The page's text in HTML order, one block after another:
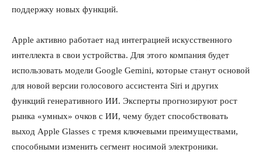
поддержку новых функций.
Apple активно работает над интеграцией искусственного
интеллекта в свои устройства. Для этого компания будет
использовать модели Google Gemini, которые станут основой
для новой версии голосового ассистента Siri и других
функций генеративного ИИ. Эксперты прогнозируют рост
рынка «умных» очков с ИИ, чему будет способствовать
выход Apple Glasses с тремя ключевыми преимуществами,
способными изменить сегмент носимой электроники.